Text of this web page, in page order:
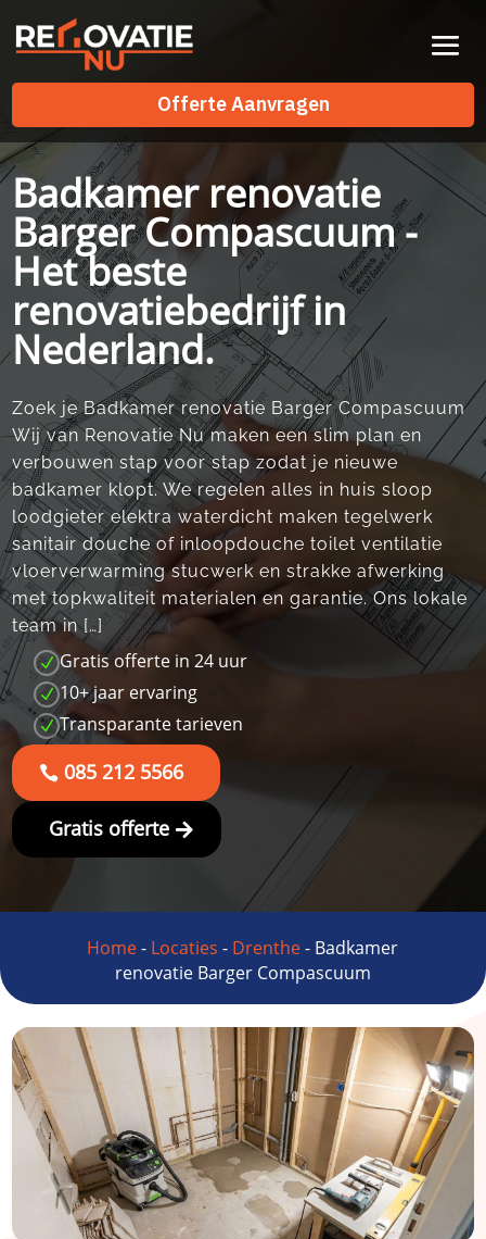
Offerte Aanvragen
Offerte Aanvragen
Badkamer renovatie
Barger Compascuum -
Het beste
renovatiebedrijf in
Nederland.
Zoek je Badkamer renovatie Barger Compascuum
Wij van Renovatie Nu maken een slim plan en
verbouwen stap voor stap zodat je nieuwe
badkamer klopt. We regelen alles in huis sloop
loodgieter elektra waterdicht maken tegelwerk
sanitair douche of inloopdouche toilet ventilatie
vloerverwarming stucwerk en strakke afwerking
met topkwaliteit materialen en garantie. Ons lokale
team in […]
N Gratis offerte in 24 uur
N 10+ jaar ervaring
N Transparante tarieven
085 212 5566
Gratis offerte
Home- Locaties - Drenthe- Badkamer
renovatie Barger Compascuum